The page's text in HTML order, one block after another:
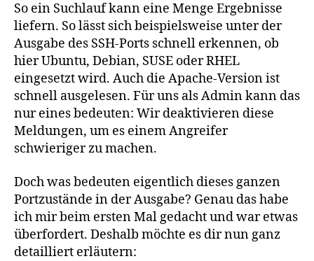
So ein Suchlauf kann eine Menge Ergebnisse
liefern. So lässt sich beispielsweise unter der
Ausgabe des SSH-Ports schnell erkennen, ob
hier Ubuntu, Debian, SUSE oder RHEL
eingesetzt wird. Auch die Apache-Version ist
schnell ausgelesen. Für uns als Admin kann das
nur eines bedeuten: Wir deaktivieren diese
Meldungen, um es einem Angreifer
schwieriger zu machen.
Doch was bedeuten eigentlich dieses ganzen
Portzustände in der Ausgabe? Genau das habe
ich mir beim ersten Mal gedacht und war etwas
überfordert. Deshalb möchte es dir nun ganz
detailliert erläutern: